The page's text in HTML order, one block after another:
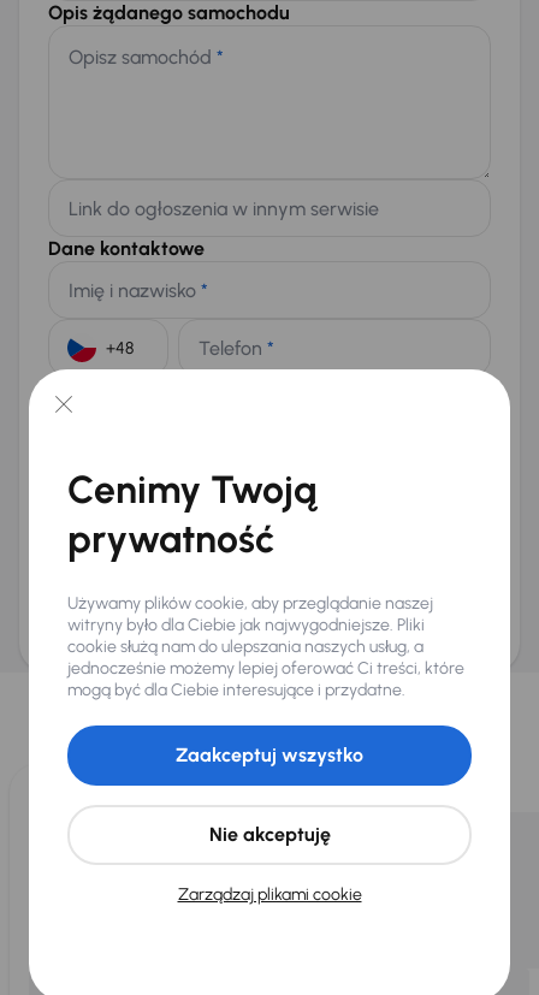
Opis żądanego samochodu
Opisz samochód *
Link do ogłoszenia w innym serwisie
Dane kontaktowe
Imię i nazwisko *
Telefon *
E-mail
Na numer telefonu (opcjonalnie)
Wyślij zapytanie
ani zagwarantowaną dostępnością pojazdu. AURES Holdings a.s., z siedzibą
Dopraváků 874/15, Čimice, 184 00 Praga 8, będzie przechowywać i przetwarzać
Twoje dane osobowe zgodnie z zasadami ochrony i przetwarzaniadanych
osobowych
Wybraliśmy dla Ciebie
Wybieramy dla Ciebienajlepsze pojazdyz naszej oferty. Kupimy
dla Ciebiedo 400 pojazdówkażdego dnia.
Cenimy Twoją
prywatność
Używamy plików cookie, aby przeglądanie naszej
witryny było dla Ciebie jak najwygodniejsze. Pliki
cookie służą nam do ulepszania naszych usług, a
jednocześnie możemy lepiej oferować Ci treści, które
mogą być dla Ciebie interesujące i przydatne.
Zarządzaj plikami cookie
Nie akceptuję
Zaakceptuj wszystko